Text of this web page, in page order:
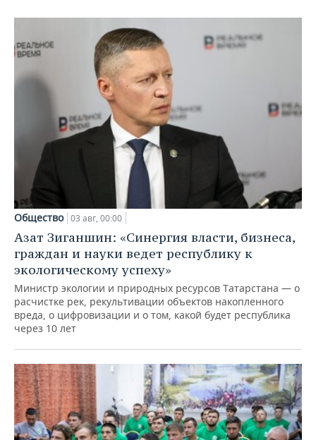
Общество 03 авг, 00:00
Азат Зиганшин: «Синергия власти, бизнеса,
граждан и науки ведет республику к
экологическому успеху»
Министр экологии и природных ресурсов Татарстана — о
расчистке рек, рекультивации объектов накопленного
вреда, о цифровизации и о том, какой будет республика
через 10 лет